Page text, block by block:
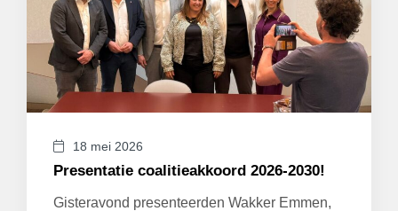
18 mei 2026
Presentatie coalitieakkoord 2026-2030!
Gisteravond presenteerden Wakker Emmen,